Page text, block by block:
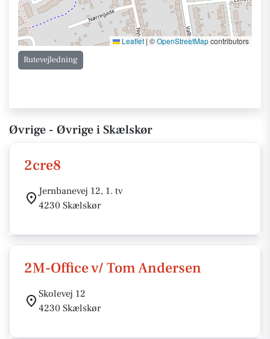
Leaflet | ©OpenStreetMapcontributors
Rutevejledning
Øvrige - Øvrige i Skælskør
2cre8
Jernbanevej 12, 1. tv
4230 Skælskør
2M-Office v/ Tom Andersen
Skolevej 12
4230 Skælskør